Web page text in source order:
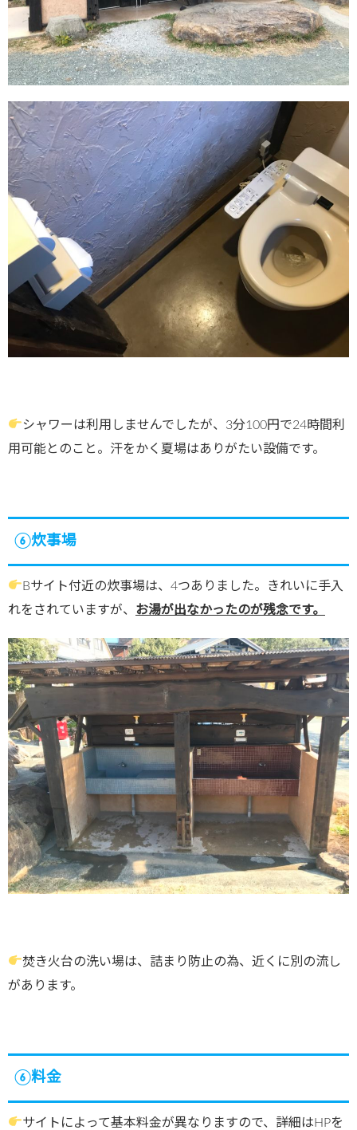
シャワーは利用しませんでしたが、3分100円で24時間利
用可能とのこと。汗をかく夏場はありがたい設備です。
⑥炊事場
Bサイト付近の炊事場は、4つありました。きれいに手入
れをされていますが、 お湯が出なかったのが残念です。
焚き火台の洗い場は、詰まり防止の為、近くに別の流し
があります。
⑥料金
サイトによって基本料金が異なりますので、詳細はHPを